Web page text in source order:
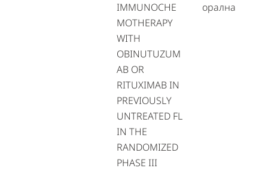
IMMUNOCHE
MOTHERAPY
WITH
OBINUTUZUM
AB OR
RITUXIMAB IN
PREVIOUSLY
UNTREATED FL
IN THE
RANDOMIZED
PHASE III
орална